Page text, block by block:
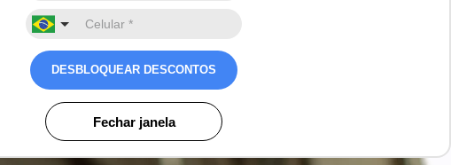
DESBLOQUEAR DESCONTOS
Fechar janela